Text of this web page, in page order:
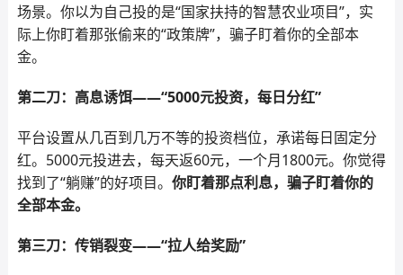
场景。你以为自己投的是“国家扶持的智慧农业项目”，实
际上你盯着那张偷来的“政策牌”，骗子盯着你的全部本
金。
第二刀：高息诱饵——“5000元投资，每日分红”
平台设置从几百到几万不等的投资档位，承诺每日固定分
红。5000元投进去，每天返60元，一个月1800元。你觉得
找到了“躺赚”的好项目。 你盯着那点利息，骗子盯着你的
全部本金。
第三刀：传销裂变——“拉人给奖励”